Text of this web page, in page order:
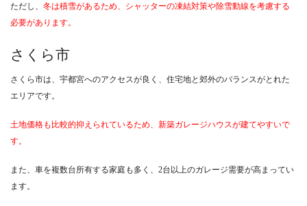
ただし、 冬は積雪があるため、シャッターの凍結対策や除雪動線を考慮する
必要があります。
さくら市
さくら市は、宇都宮へのアクセスが良く、住宅地と郊外のバランスがとれた
エリアです。
土地価格も比較的抑えられているため、新築ガレージハウスが建てやすいで
す。
また、車を複数台所有する家庭も多く、2台以上のガレージ需要が高まってい
ます。